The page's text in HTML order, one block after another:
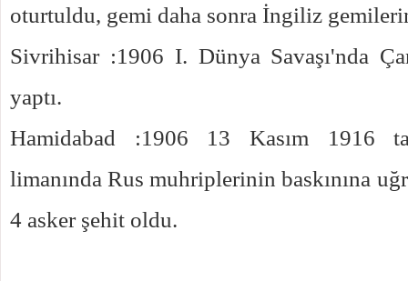
oturtuldu, gemi daha sonra İngiliz
Sivrihisar :1906 I. Dünya Savaşı'nda
yaptı.
Hamidabad :1906 13 Kasım 1916
limanında Rus muhriplerinin baskınına
4 asker şehit oldu.